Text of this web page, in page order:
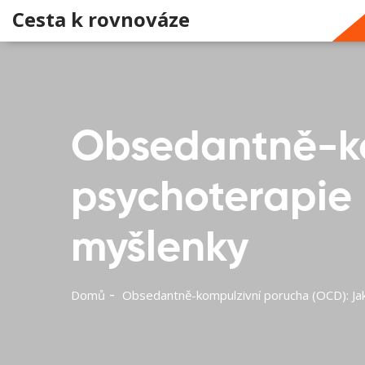
Cesta k rovnováze
Obsedantně-
myšlenky
Domů Obsedantně-kompulzivní porucha (OCD):